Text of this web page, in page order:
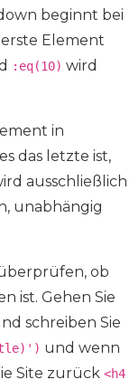
beginnt bei
Element
:eq(10) wird
in
das letzte ist,
ausschließlich
unabhängig
ob
ist. Gehen Sie
schreiben Sie
und wenn
Site zurück <h4